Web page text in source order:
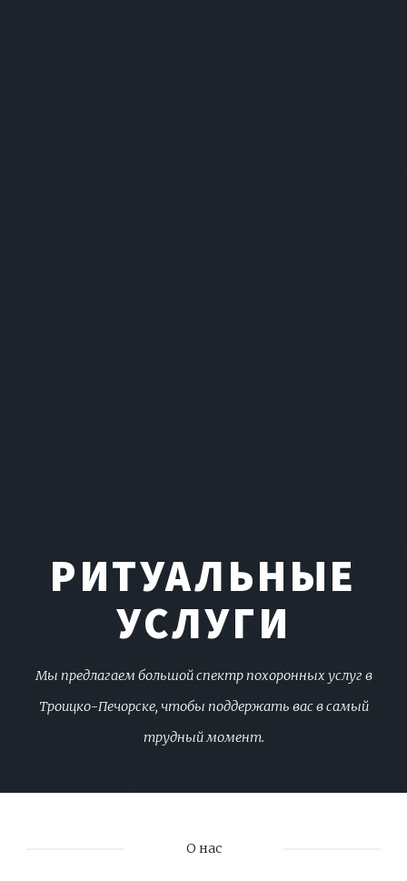
РИТУАЛЬНЫЕ
УСЛУГИ
Мы предлагаем большой спектр похоронных услуг в
Троицко-Печорске, чтобы поддержать вас в самый
трудный момент.
О нас